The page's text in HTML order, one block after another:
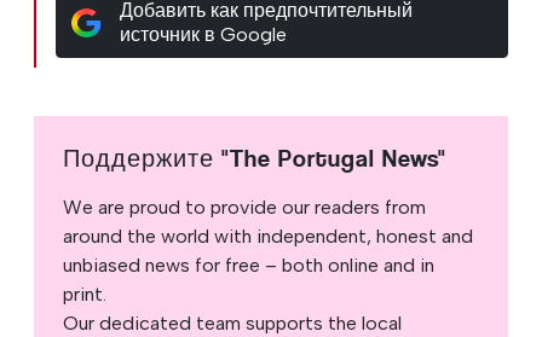
Добавить как предпочтительный
источник в Google
Поддержите "The Portugal News"
We are proud to provide our readers from
around the world with independent, honest and
unbiased news for free – both online and in
print.
Our dedicated team supports the local